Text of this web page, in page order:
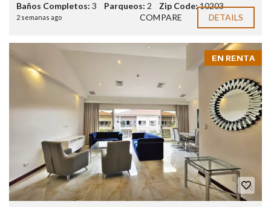
Baños Completos: 3 Parqueos: 2 Zip Code:10203
2 semanas ago COMPARE DETAILS
EN RENTA